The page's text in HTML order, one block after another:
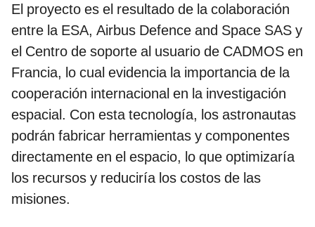
El proyecto es el resultado de la colaboración
entre la ESA, Airbus Defence and Space SAS y
el Centro de soporte al usuario de CADMOS en
Francia, lo cual evidencia la importancia de la
cooperación internacional en la investigación
espacial. Con esta tecnología, los astronautas
podrán fabricar herramientas y componentes
directamente en el espacio, lo que optimizaría
los recursos y reduciría los costos de las
misiones.